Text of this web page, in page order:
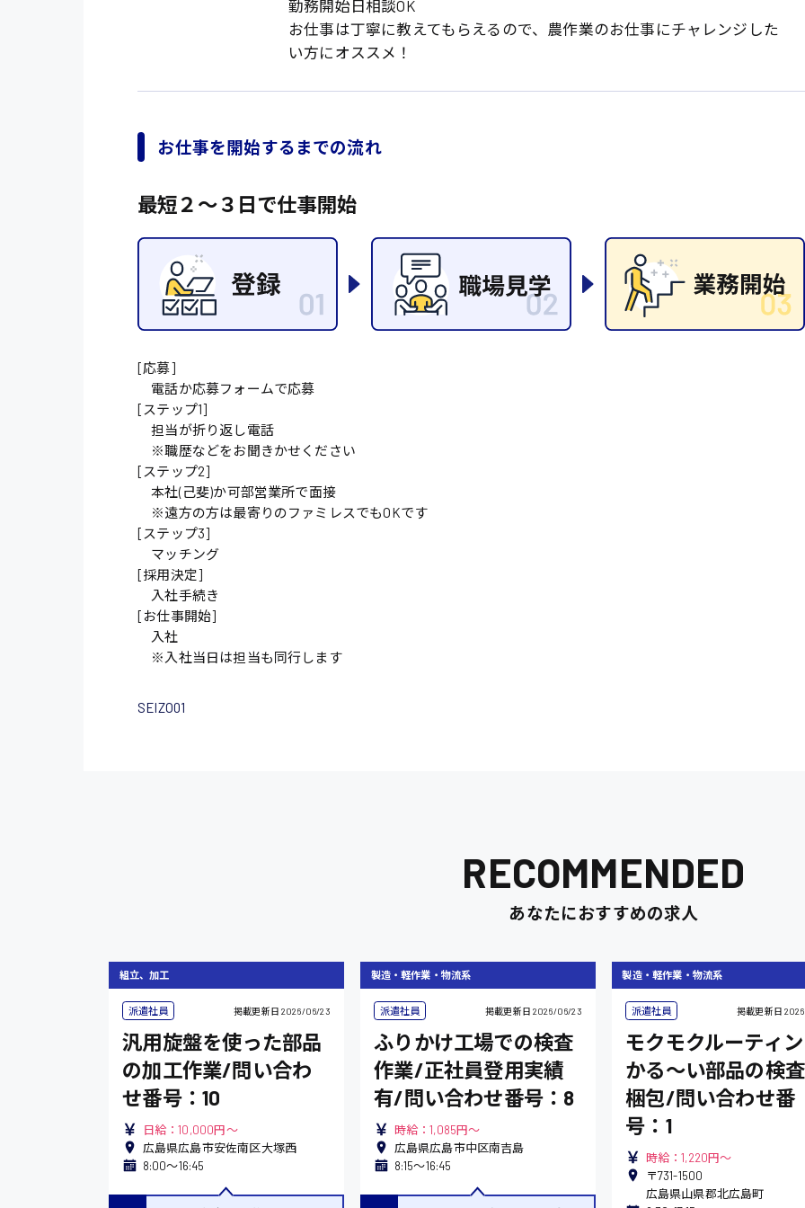
貿易事務 データ入力
コールセンターオペレータ
IT・クリエイティブ系
DTPオペレーター
販売・サービス・フード系
経営企画 販売 レジ
接客 調理 洗い場
福岡県
熊本県 東京都 島根県
鳥取県
時給1300円〜 時給1200円〜 時給1100円〜
時給1400円〜
勤務開始日相談OK
お仕事は丁寧に教えてもらえるので、農作業のお仕事にチャレンジした
い方にオススメ！
お仕事を開始するまでの流れ
最短２〜３日で仕事開始
[応募]
電話か応募フォームで応募
[ステップ1]
担当が折り返し電話
※職歴などをお聞きかせください
[ステップ2]
本社(己斐)か可部営業所で面接
※遠方の方は最寄りのファミレスでもOKです
[ステップ3]
マッチング
[採用決定]
入社手続き
[お仕事開始]
入社
※入社当日は担当も同行します
SEIZO01
RECOMMENDED
あなたにおすすめの求人
組立、加工
派遣社員 掲載更新日 2026/06/23
汎用旋盤を使った部品
の加工作業/問い合わ
せ番号：10
日給：10,000円～
広島県広島市安佐南区大塚西
8:00〜16:45
製造・軽作業・物流系
派遣社員 掲載更新日 2026/06/23
ふりかけ工場での検査
作業/正社員登用実績
有/問い合わせ番号：8
時給：1,085円～
広島県広島市中区南吉島
8:15〜16:45
製造・軽作業・物流系
派遣社員 掲載更新日
モクモクルーティ
かる〜い部品の検
梱包/問い合わせ番
号：1
時給：1,220円～
〒731-1500
広島県山県郡北広島町